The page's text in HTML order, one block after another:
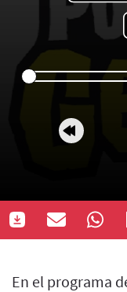
En el programa